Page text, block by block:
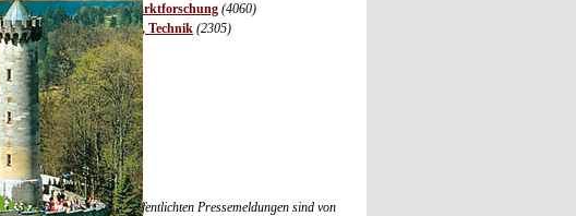
Werbung, Marketing, Marktforschung (4060)
Wissenschaft, Forschung, Technik (2305)
Anzeige
Haftungsausschluss
Die auf RuppiMail.de veröffentlichten Pressemeldungen sind von